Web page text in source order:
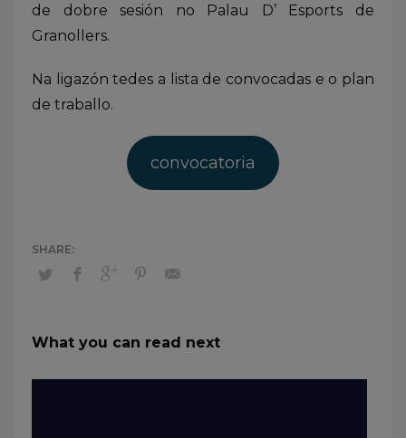
de dobre sesión no Palau D’ Esports de
Granollers.
Na ligazón tedes a lista de convocadas e o plan
de traballo.
convocatoria
What you can read next